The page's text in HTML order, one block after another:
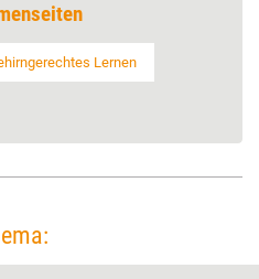
Lernen